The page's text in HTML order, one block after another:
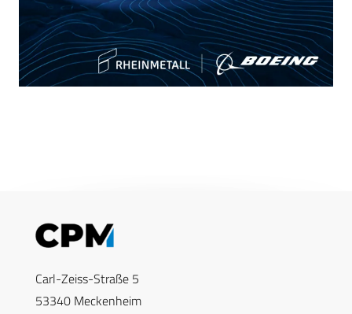
Carl-Zeiss-Straße 5
53340 Meckenheim